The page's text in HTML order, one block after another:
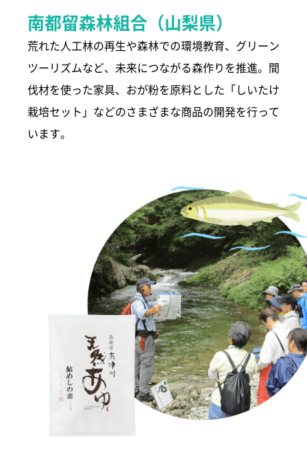
南都留森林組合（山梨県）
荒れた人工林の再生や森林での環境教育、グリーン
ツーリズムなど、未来につながる森作りを推進。間
伐材を使った家具、おが粉を原料とした「しいたけ
栽培セット」などのさまざまな商品の開発を行って
います。